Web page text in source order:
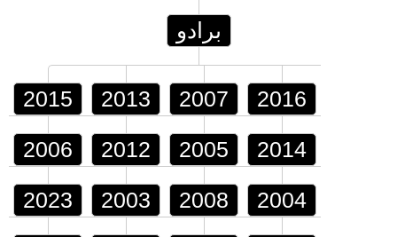
برادو
2015 2013 2007 2016
2006 2012 2005 2014
2023 2003 2008 2004